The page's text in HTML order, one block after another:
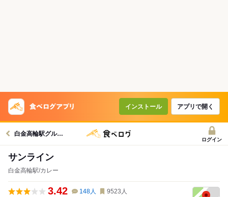
インストール アプリで開く
白金高輪駅グルメへ
ログイン
サンライン
白金高輪駅/カレー
3.42 148人 9523 人